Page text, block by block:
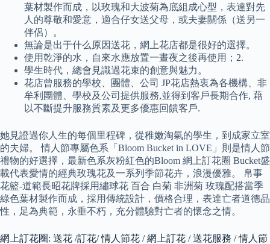
葉材製作而成，以玫瑰和大波菊為底組成心型，表達對先
人的尊敬和愛意，適合仔女送父母，或夫妻關係（送另一
伴侶）。
無論是出于什么原因送花，網上花店都是很好的選擇。
使用乾淨的水，自來水應放置一晝夜之後再使用；2.
學生時代，總會見識過花束的創意與魅力。
花店曾服務的學校、團體、公司 JP花店熱衷為各機構、非
牟利團體、學校及公司提供服務,並得到客戶長期合作, 藉
以不斷提升服務質素及更多優惠回饋客戶.
她見證過你人生的每個里程碑，從稚嫩淘氣的學生，到成家立室
的夫婦。 情人節專屬色系「Bloom Bucket in LOVE」則是情人節
禮物的好選擇，最新色系灰粉紅色的Bloom 網上訂花圈 Bucket盛
載代表愛情的經典玫瑰花及一系列季節花卉，浪漫優雅。 帛事
花籃-道範長昭花牌採用繡球花 百合 白菊 非洲菊 玫瑰配搭當季
綠色葉材製作而成，採用傳統設計，價格合理，表達亡者道德品
性，足為典範，永垂不朽，充分體驗對亡者的懷念之情。
網上訂花圈: 送花 /訂花/ 情人節花 / 網上訂花 / 送花服務 / 情人節